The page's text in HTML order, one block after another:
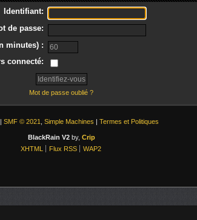
Identifiant:
de passe:
minutes) :
connecté:
Mot de passe oublié ?
SMF © 2021 Simple Machines | Termes et Politiques
BlackRain V2by, Crip
XHTML
Flux RSS WAP2